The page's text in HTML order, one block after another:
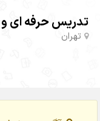
تدریس حرفه ای
تهران